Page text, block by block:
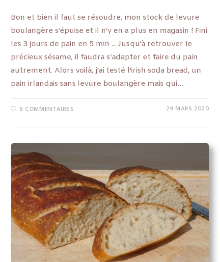
Bon et bien il faut se résoudre, mon stock de levure
boulangère s'épuise et il n'y en a plus en magasin ! Fini
les 3 jours de pain en 5 min ... Jusqu'à retrouver le
précieux sésame, il faudra s’adapter et faire du pain
autrement. Alors voilà, j'ai testé l'irish soda bread, un
pain irlandais sans levure boulangère mais qui…
5 COMMENTAIRES 29 MARS 2020